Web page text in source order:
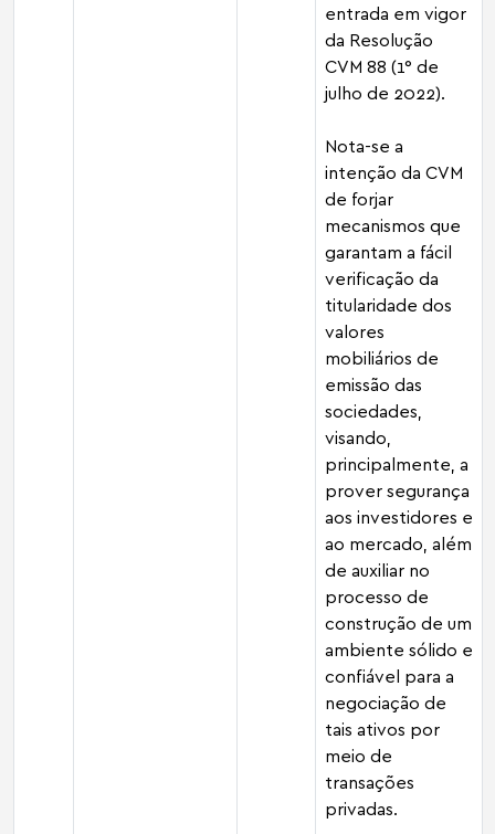
entrada em vigor
da Resolução
CVM 88 (1° de
julho de 2022).
Nota-se a
intenção da CVM
de forjar
mecanismos que
garantam a fácil
verificação da
titularidade dos
valores
mobiliários de
emissão das
sociedades,
visando,
principalmente, a
prover segurança
aos investidores e
ao mercado, além
de auxiliar no
processo de
construção de um
ambiente sólido e
confiável para a
negociação de
tais ativos por
meio de
transações
privadas.